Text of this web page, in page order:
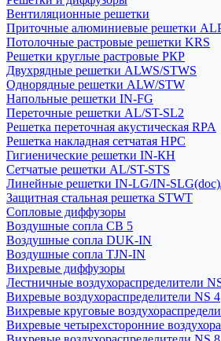
Вентиляционные решетки
Приточные алюминиевые решетки
Потолочные растровые решетки KRS
Решетки круглые растровые РКР
Двухрядные решетки ALWS/STWS
Однорядные решетки ALW/STW
Напольные решетки IN-FG
Переточные решетки AL/ST-SL2
Решетка переточная акустическая RPA
Решетка накладная сетчатая НРС
Гигиенические решетки IN-КН
Сетчатые решетки AL/ST-STS
Линейные решетки IN-LG/IN-
Защитная стальная решетка STWT
Сопловые диффузоры
Воздушные сопла СВ 5
Воздушные сопла DUK-IN
Воздушные сопла TJN-IN
Вихревые диффузоры
Лестничные воздухораспределители
Вихревые воздухораспределители NS 4
Вихревые круговые
Вихревые четырехсторонние